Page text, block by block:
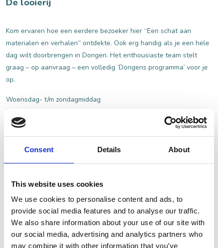
Consent Details About
This website uses cookies
We use cookies to personalise content and ads, to
provide social media features and to analyse our traffic.
We also share information about your use of our site with
our social media, advertising and analytics partners who
may combine it with other information that you’ve
Kom ervaren hoe een eerdere bezoeker hier “Een schat aan
materialen en verhalen” ontdekte. Ook erg handig als je een hele
dag wilt doorbrengen in Dongen. Het enthousiaste team stelt
graag – op aanvraag – een volledig ‘Dongens programma’ voor je
op.
Woensdag- t/m zondagmiddag
Bezoek individueel onze exposities met een (gratis) audioguide of
QR-route, of boek een rondleiding of wandeling in groepsverband.
Bij een leerworkshop kun je letterlijk de handen uit je mouwen
steken, terwijl je in het gezellige museumcafé en op het terras
Wil je een volledig gevulde dag, combineer je bezoek dan met een
van de vele recreatiemogelijkheden in Dongen. Ga nog een stuk
verder terug in de geschiedenis tijdens een bezoek aan de
IJzertijdboerderij. Of ga met de kinderen spelen bij Pukkemuk.
Naast een leerworkshop zin in nog meer creativiteit? Boek dan
een ochtend of middag bij 2Handjes.